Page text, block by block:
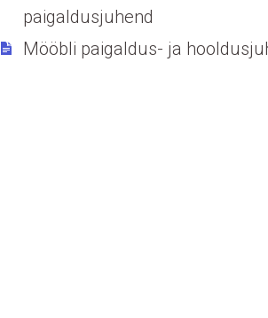
paigaldusjuhend
Mööbli paigaldus- ja